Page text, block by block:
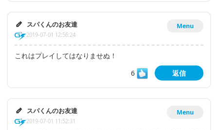
Menu
スパくんのお友達
2019-07-01 12:56:24
これはプレイしてはなりませぬ！
6
返信
Menu
スパくんのお友達
2019-07-01 11:52:31